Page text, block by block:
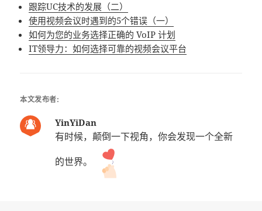
跟踪UC技术的发展（二）
使用视频会议时遇到的5个错误（一）
如何为您的业务选择正确的 VoIP 计划
IT领导力：如何选择可靠的视频会议平台
本文发布者:
YinYiDan
有时候，颠倒一下视角，你会发现一个全新
的世界。